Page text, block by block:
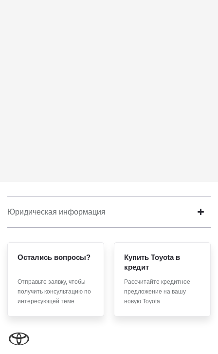
Юридическая информация
Остались вопросы?
Отправьте заявку, чтобы
получить консультацию по
интересующей теме
Купить Toyota в
кредит
Рассчитайте кредитное
предложение на вашу
новую Toyota